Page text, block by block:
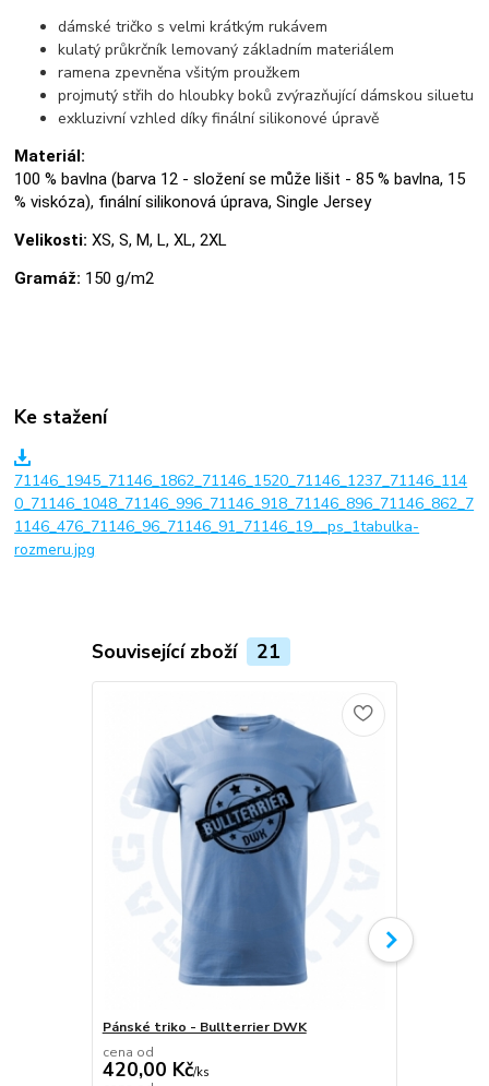
dámské tričko s velmi krátkým rukávem
kulatý průkrčník lemovaný základním materiálem
ramena zpevněna všitým proužkem
projmutý střih do hloubky boků zvýrazňující dámskou siluetu
exkluzivní vzhled díky finální silikonové úpravě
Materiál:
100 % bavlna (barva 12 - složení se může lišit - 85 % bavlna, 15
% viskóza), finální silikonová úprava, Single Jersey
Velikosti: XS, S, M, L, XL, 2XL
Gramáž: 150 g/m2
Ke stažení
71146_1945_71146_1862_71146_1520_71146_1237_71146_114
0_71146_1048_71146_996_71146_918_71146_896_71146_862_7
1146_476_71146_96_71146_91_71146_19__ps_1tabulka-
rozmeru.jpg
Související zboží 21
Pánské triko - Bullterrier DWK
cena od
420,00 Kč/ks